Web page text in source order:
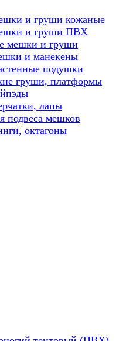
и груши кожаные
и груши ПВХ
мешки и груши
и манекены
подушки
груши, платформы
лапы
подвеса мешков
октагоны